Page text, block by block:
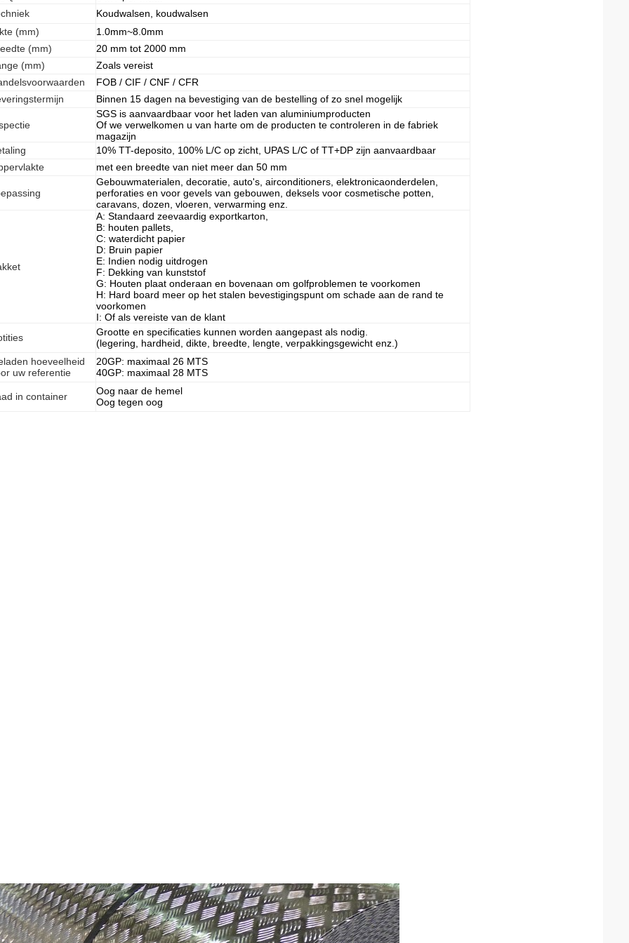
Koudwalsen, koudwalsen
(mm)
1.0mm~8.0mm
(mm)
20 mm tot 2000 mm
(mm)
Zoals vereist
FOB / CIF / CNF / CFR
Binnen 15 dagen na bevestiging van de bestelling of zo snel mogelijk
SGS is aanvaardbaar voor het laden van aluminiumproducten
Of we verwelkomen u van harte om de producten te controleren in de fabriek
magazijn
10% TT-deposito, 100% L/C op zicht, UPAS L/C of TT+DP zijn aanvaardbaar
met een breedte van niet meer dan 50 mm
Gebouwmaterialen, decoratie, auto's, airconditioners, elektronicaonderdelen,
perforaties en voor gevels van gebouwen, deksels voor cosmetische potten,
caravans, dozen, vloeren, verwarming enz.
A: Standaard zeevaardig exportkarton,
B: houten pallets,
C: waterdicht papier
D: Bruin papier
E: Indien nodig uitdrogen
F: Dekking van kunststof
G: Houten plaat onderaan en bovenaan om golfproblemen te voorkomen
H: Hard board meer op het stalen bevestigingspunt om schade aan de rand te
voorkomen
I: Of als vereiste van de klant
Grootte en specificaties kunnen worden aangepast als nodig.
(legering, hardheid, dikte, breedte, lengte, verpakkingsgewicht enz.)
hoeveelheid
uw referentie
20GP: maximaal 26 MTS
40GP: maximaal 28 MTS
in container
Oog naar de hemel
Oog tegen oog